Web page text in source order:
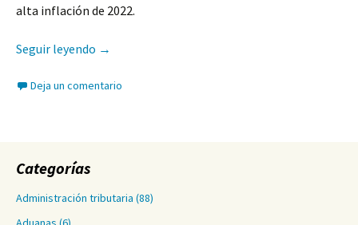
alta inflación de 2022.
Seguir leyendo Una posible explicación de la discordancia
→
Deja un comentario
Categorías
Administración tributaria (88)